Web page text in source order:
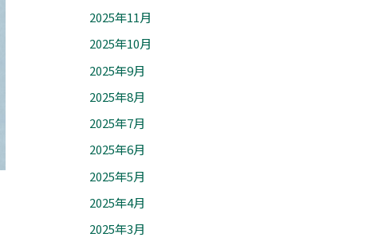
2025年11月
2025年10月
2025年9月
2025年8月
2025年7月
2025年6月
2025年5月
2025年4月
2025年3月